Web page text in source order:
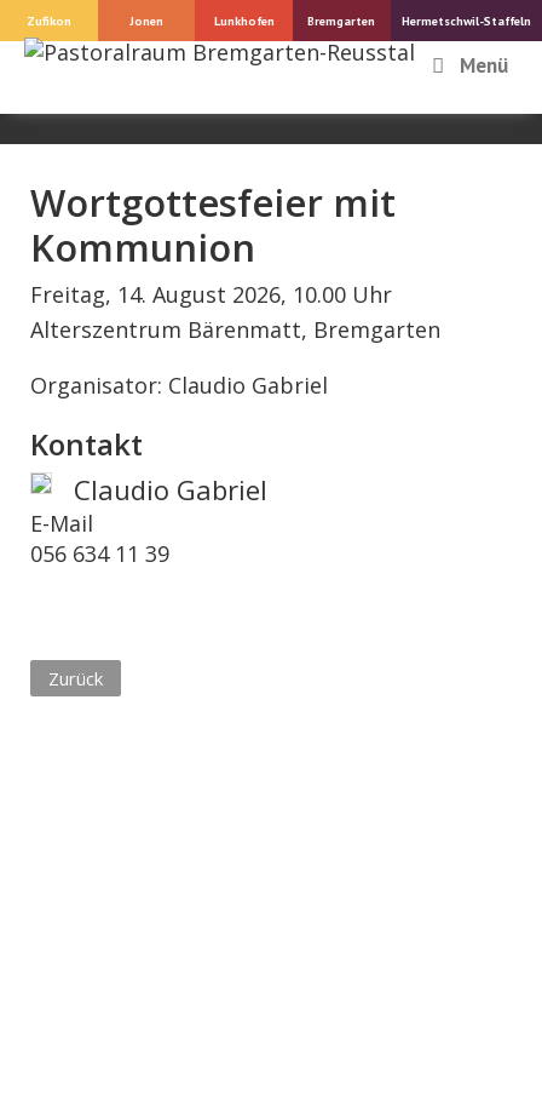
Springe
zum
Zufikon Jonen Lunkhofen Bremgarten Hermetschwil-Staffeln
Menü
Wortgottesfeier mit
Kommunion
Freitag, 14. August 2026, 10.00 Uhr
Alterszentrum Bärenmatt, Bremgarten
Organisator: Claudio Gabriel
Kontakt
Claudio Gabriel
E-Mail
056 634 11 39
Zurück